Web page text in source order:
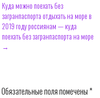
Куда можно поехать без
загранпаспорта отдыхать на море в
2019 году россиянам — куда
поехать без загранпаспорта на море
→
Обязательные поля помечены*